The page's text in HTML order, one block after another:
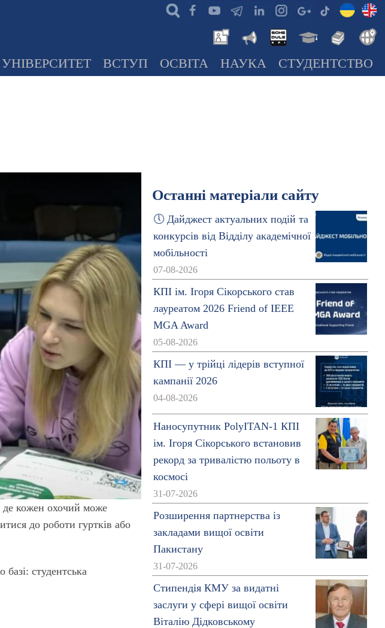
УНІВЕРСИТЕТ ВСТУП ОСВІТА НАУКА СТУДЕНТСТВО
де кожен охочий може
до роботи гуртків або
студентська
Останні матеріали сайту
🕔 Дайджест актуальних подій та
конкурсів від Відділу академічної
мобільності
07-08-2026
КПІ ім. Ігоря Сікорського став
лауреатом 2026 Friend of IEEE
MGA Award
05-08-2026
КПІ — у трійці лідерів вступної
кампанії 2026
04-08-2026
Наносупутник PolyITAN-1 КПІ
ім. Ігоря Сікорського встановив
рекорд за тривалістю польоту в
космосі
31-07-2026
Розширення партнерства із
закладами вищої освіти
Пакистану
31-07-2026
Стипендія КМУ за видатні
заслуги у сфері вищої освіти
Віталію Дідковському